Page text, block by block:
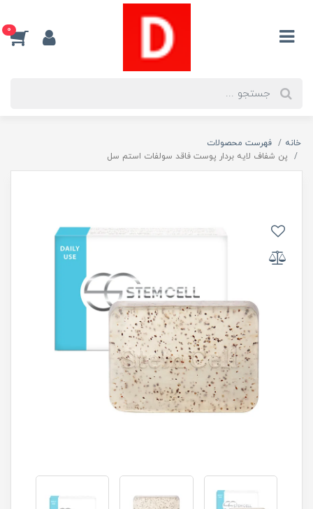
0
خانه
فهرست محصولات
پن شفاف لایه بردار پوست فاقد سولفات استم سل